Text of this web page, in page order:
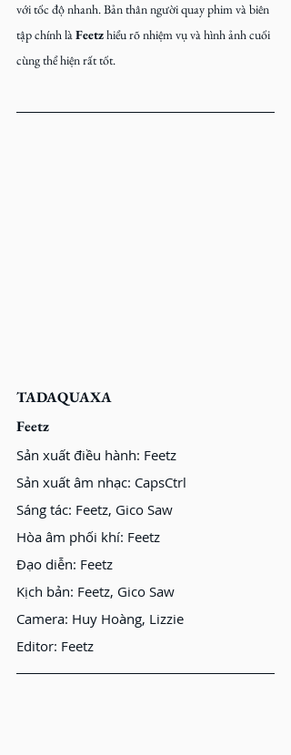
với tốc độ nhanh. Bản thân người quay phim và biên
tập chính là Feetz hiểu rõ nhiệm vụ và hình ảnh cuối
cùng thể hiện rất tốt.
TADAQUAXA
Feetz
Sản xuất điều hành: Feetz
Sản xuất âm nhạc: CapsCtrl
Sáng tác: Feetz, Gico Saw
Hòa âm phối khí: Feetz
Đạo diễn: Feetz
Kịch bản: Feetz, Gico Saw
Camera: Huy Hoàng, Lizzie
Editor: Feetz